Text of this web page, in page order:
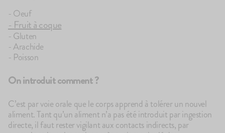
- Oeuf
- Fruit à coque
- Gluten
- Arachide
- Poisson
On introduit comment ?
C’est par voie orale que le corps apprend à tolérer un nouvel
aliment. Tant qu’un aliment n’a pas été introduit par ingestion
directe, il faut rester vigilant aux contacts indirects, par